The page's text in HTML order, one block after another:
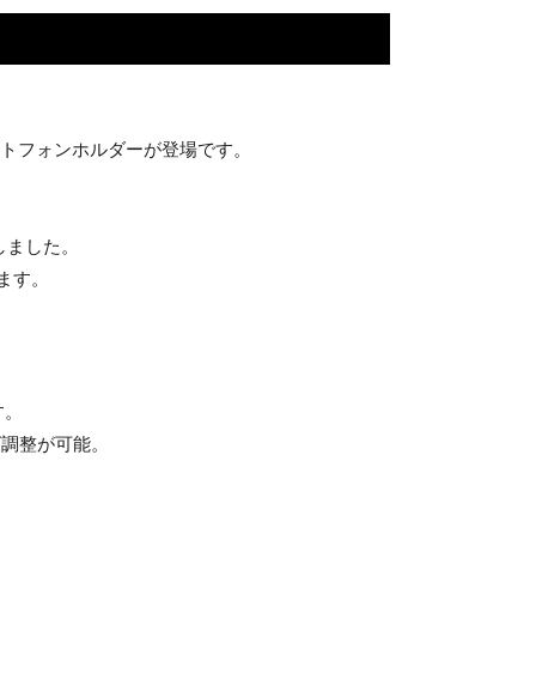
ォンホルダーが登場です。
した。
。
整が可能。